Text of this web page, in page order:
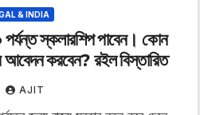
& INDIA
পর্যন্ত স্কলারশিপ পাবেন। কোন
করবেন? রইল বিস্তারিত
AJIT